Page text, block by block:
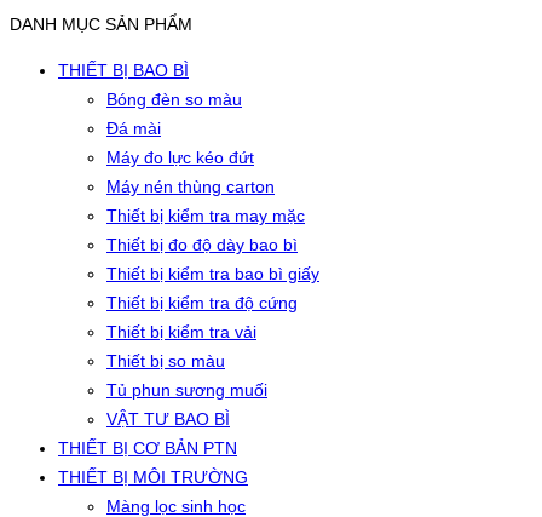
DANH MỤC SẢN PHẨM
THIẾT BỊ BAO BÌ
Bóng đèn so màu
Đá mài
Máy đo lực kéo đứt
Máy nén thùng carton
Thiết bị kiểm tra may mặc
Thiết bị đo độ dày bao bì
Thiết bị kiểm tra bao bì giấy
Thiết bị kiểm tra độ cứng
Thiết bị kiểm tra vải
Thiết bị so màu
Tủ phun sương muối
VẬT TƯ BAO BÌ
THIẾT BỊ CƠ BẢN PTN
THIẾT BỊ MÔI TRƯỜNG
Màng lọc sinh học